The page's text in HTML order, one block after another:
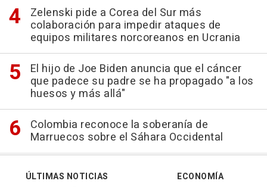
Zelenski pide a Corea del Sur más
colaboración para impedir ataques de
equipos militares norcoreanos en Ucrania
El hijo de Joe Biden anuncia que el cáncer
que padece su padre se ha propagado "a los
huesos y más allá"
Colombia reconoce la soberanía de
Marruecos sobre el Sáhara Occidental
ÚLTIMAS NOTICIAS
ECONOMÍA